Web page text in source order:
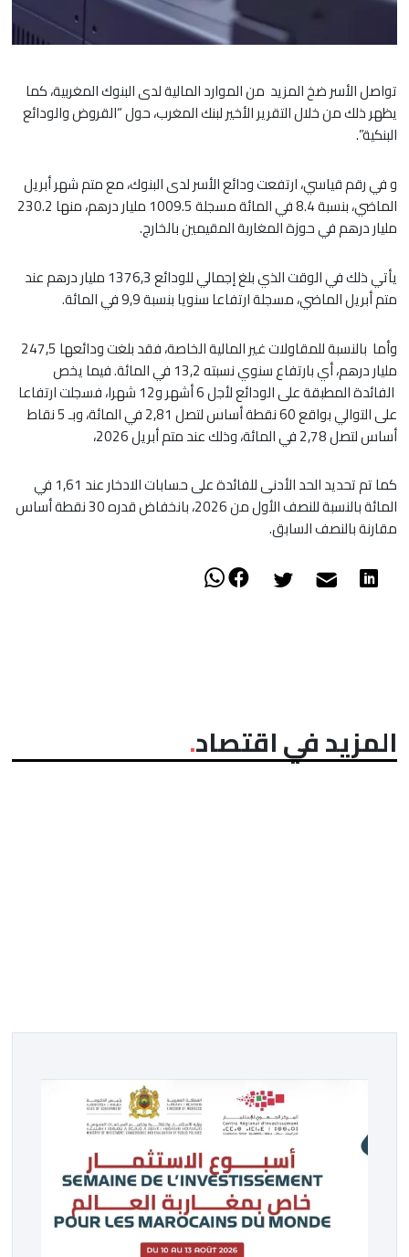
تواصل الأسر ضخ المزيد من الموارد المالية لدى البنوك المغربية، كما
يظهر ذلك من خلال التقرير الأخير لبنك المغرب، حول “القروض والودائع
البنكية”.
و في رقم قياسي، ارتفعت ودائع الأسر لدى البنوك، مع متم شهر أبريل
الماضي، بنسبة 8.4 في المائة مسجلة 1009.5 مليار درهم، منها 230.2
مليار درهم في حوزة المغاربة المقيمين بالخارج.
يأتي ذلك في الوقت الذي بلغ إجمالي للودائع 1376,3 مليار درهم عند
متم أبريل الماضي، مسجلة ارتفاعا سنويا بنسبة 9,9 في المائة.
وأما بالنسبة للمقاولات غير المالية الخاصة، فقد بلغت ودائعها 247,5
مليار درهم، أي بارتفاع سنوي نسبته 13,2 في المائة. فيما يخص
الفائدة المطبقة على الودائع لأجل 6 أشهر و12 شهرا، فسجلت ارتفاعا
على التوالي بواقع 60 نقطة أساس لتصل 2,81 في المائة، وبـ 5 نقاط
أساس لتصل 2,78 في المائة، وذلك عند متم أبريل 2026،
كما تم تحديد الحد الأدنى للفائدة على حسابات الادخار عند 1,61 في
المائة بالنسبة للنصف الأول من 2026، بانخفاض قدره 30 نقطة أساس
مقارنة بالنصف السابق.
المزيد في اقتصاد